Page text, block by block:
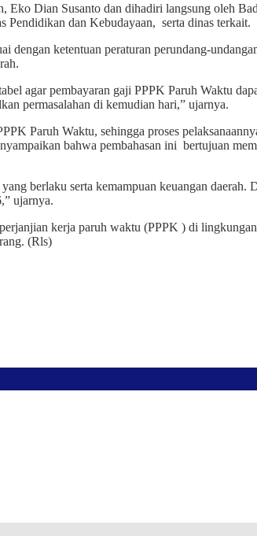
Dian Susanto dan dihadiri langsung oleh
dan Kebudayaan, serta dinas terkait.
dengan ketentuan peraturan perundang-
agar pembayaran gaji PPPK Paruh Waktu
permasalahan di kemudian hari,” ujarnya.
Paruh Waktu, sehingga proses
bahwa pembahasan ini bertujuan
berlaku serta kemampuan keuangan daerah.
ujarnya.
kerja paruh waktu (PPPK ) di
(Rls)